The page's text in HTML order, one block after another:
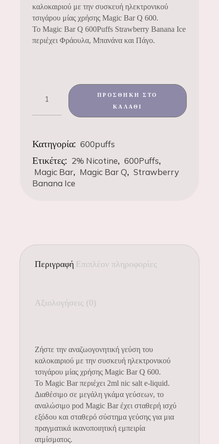
καλοκαιριού με την συσκευή ηλεκτρονικού
τσιγάρου μίας χρήσης Magic Bar Q 600.
Το Magic Bar Q 600Puffs Strawberry Banana Ice
περιέχει Φράουλα, Μπανάνα και Πάγo.
ΠΡΟΣΘΉΚΗ ΣΤΟ
ΚΑΛΆΘΙ
Κατηγορία: 600puffs
Ετικέτες: 2% Nicotine, 600Puffs,
Magic Bar, Magic Bar Q, Strawberry
Banana Ice
Περιγραφή Επιπλέον πληροφορίες
Αξιολογήσεις (0)
Ζήστε την αναζωογονητική γεύση του
καλοκαιριού με την συσκευή ηλεκτρονικού
τσιγάρου μίας χρήσης Magic Bar Q 600.
Το Magic Bar περιέχει 2ml nic salt e-liquid.
Διαθέσιμο σε μεγάλη γκάμα γεύσεων, το
αναλώσιμο pod Magic Bar έχει σταθερή ισχύ
εξόδου και σταθερό σύστημα γεύσης για μια
πραγματικά ικανοποιητική εμπειρία
ατμίσματος.